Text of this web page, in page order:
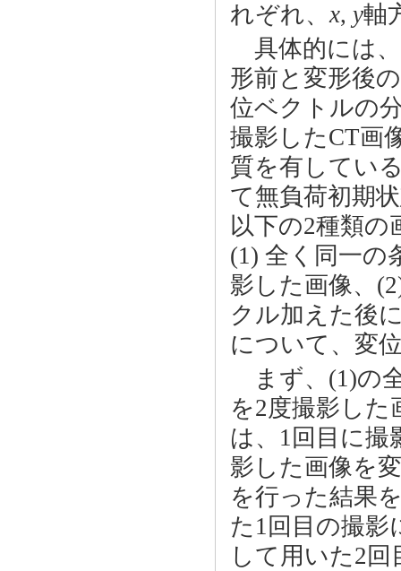
れぞれ、x, y軸
具体的には
形前と変形後
位ベクトルの
撮影したCT画
質を有してい
て無負荷初期
以下の2種類の
(1) 全く同一の
影した画像、
クル加えた後
について、変
まず、(1)の
を2度撮影し
は、1回目に撮
影した画像を
を行った結果
た1回目の撮影
して用いた2